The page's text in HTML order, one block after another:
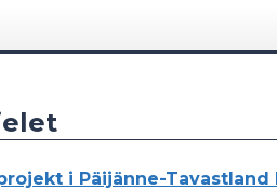
i Päijänne-Tavastland